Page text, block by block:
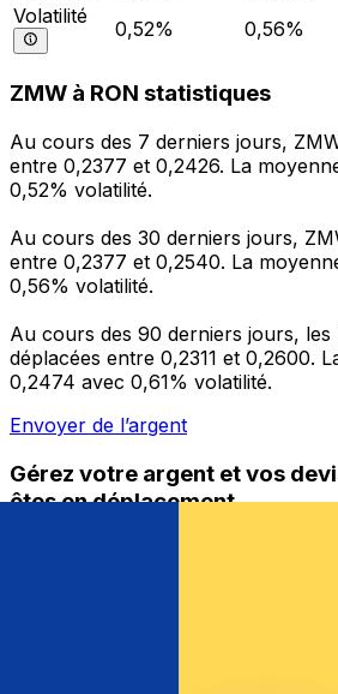
Volatilité
0,52% 0,56%
ZMW à RON statistiques
Au cours des 7 derniers jours,
entre 0,2377 et 0,2426. La
0,52% volatilité.
Au cours des 30 derniers jours,
entre 0,2377 et 0,2540. La
0,56% volatilité.
Au cours des 90 derniers jours, les
déplacées entre 0,2311 et 0,2600.
0,2474 avec 0,61% volatilité.
Envoyer de l’argent
Gérez votre argent et vos
êtes en déplacement